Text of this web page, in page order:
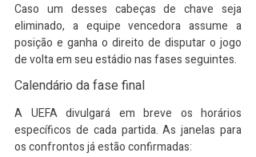
Caso um desses cabeças de chave seja
eliminado, a equipe vencedora assume a
posição e ganha o direito de disputar o jogo
de volta em seu estádio nas fases seguintes.
Calendário da fase final
A UEFA divulgará em breve os horários
específicos de cada partida. As janelas para
os confrontos já estão confirmadas: